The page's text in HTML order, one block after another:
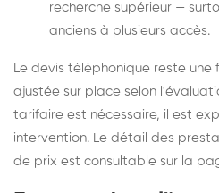
recherche supérieur —
anciens à plusieurs accès.
Le devis téléphonique reste
ajustée sur place selon
tarifaire est nécessaire, il est
intervention. Le détail des
de prix est consultable sur la